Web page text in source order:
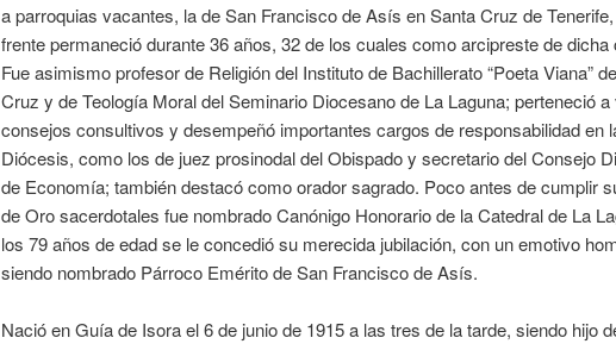
a parroquias vacantes, la de San Francisco de Asís en Santa Cruz de
frente permaneció durante 36 años, 32 de los cuales como arcipreste de dicha
Fue asimismo profesor de Religión del Instituto de Bachillerato “Poeta Viana”
Cruz y de Teología Moral del Seminario Diocesano de La Laguna; perteneció
consejos consultivos y desempeñó importantes cargos de responsabilidad en
Diócesis, como los de juez prosinodal del Obispado y secretario del Consejo
de Economía; también destacó como orador sagrado. Poco antes de cumplir
de Oro sacerdotales fue nombrado Canónigo Honorario de la Catedral de La
los 79 años de edad se le concedió su merecida jubilación, con un emotivo
siendo nombrado Párroco Emérito de San Francisco de Asís.
Nació en Guía de Isora el 6 de junio de 1915 a las tres de la tarde, siendo hijo